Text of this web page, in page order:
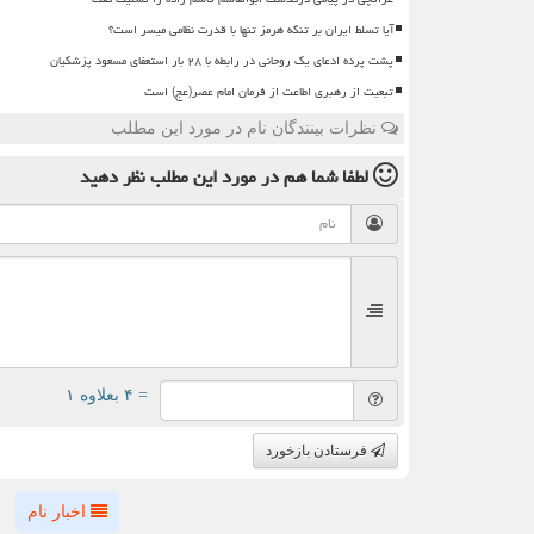
آیا تسلط ایران بر تنگه هرمز تنها با قدرت نظامی میسر است؟
پشت پرده ادعای یک روحانی در رابطه با ۲۸ بار استعفای مسعود پزشکیان
تبعیت از رهبری اطاعت از فرمان امام عصر(عج) است
نظرات بینندگان نام در مورد این مطلب
لطفا شما همدر مورد این مطلبنظر دهید
= ۴ بعلاوه ۱
فرستادن بازخورد
اخبار نام